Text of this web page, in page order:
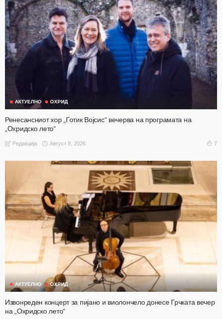
АКТУЕЛНО ОХРИД
Ренесансниот хор „Готик Војсис“ вечерва на програмата на
„Охридско лето“
Редакција Август 8, 2026 7
АКТУЕЛНО ОХРИД
Извонреден концерт за пијано и виолончело донесе Грчката вечер
на „Охридско лето“